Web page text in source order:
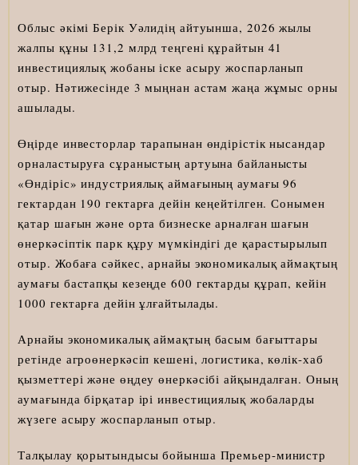
Облыс әкімі Берік Уәлидің айтуынша, 2026 жылы
жалпы құны 131,2 млрд теңгені құрайтын 41
инвестициялық жобаны іске асыру жоспарланып
отыр. Нәтижесінде 3 мыңнан астам жаңа жұмыс орны
ашылады.
Өңірде инвесторлар тарапынан өндірістік нысандар
орналастыруға сұраныстың артуына байланысты
«Өндіріс» индустриялық аймағының аумағы 96
гектардан 190 гектарға дейін кеңейтілген. Сонымен
қатар шағын және орта бизнеске арналған шағын
өнеркәсіптік парк құру мүмкіндігі де қарастырылып
отыр. Жобаға сәйкес, арнайы экономикалық аймақтың
аумағы бастапқы кезеңде 600 гектарды құрап, кейін
1000 гектарға дейін ұлғайтылады.
Арнайы экономикалық аймақтың басым бағыттары
ретінде агроөнеркәсіп кешені, логистика, көлік-хаб
қызметтері және өңдеу өнеркәсібі айқындалған. Оның
аумағында бірқатар ірі инвестициялық жобаларды
жүзеге асыру жоспарланып отыр.
Талқылау қорытындысы бойынша Премьер-министр